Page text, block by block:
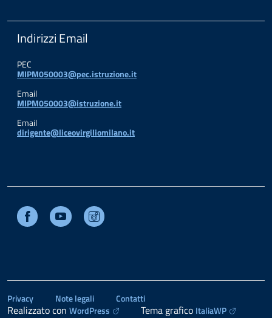
Indirizzi Email
PEC
MIPM050003@pec.istruzione.it
Email
MIPM050003@istruzione.it
Email
dirigente@liceovirgiliomilano.it
Facebook Youtube
Privacy Note legali Contatti
Realizzato con WordPress Tema grafico ItaliaWP